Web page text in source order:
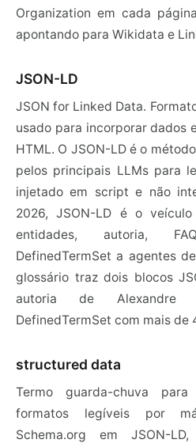
Organization em cada
apontando para Wikidata e
JSON-LD
JSON for Linked Data.
usado para incorporar dados
HTML. O JSON-LD é o
pelos principais LLMs para
injetado em script e não
2026, JSON-LD é o
entidades, autoria,
DefinedTermSet a agentes
glossário traz dois blocos
autoria de Alexandre
DefinedTermSet com mais de
structured data
Termo guarda-chuva
formatos legíveis por
Schema.org em JSON-